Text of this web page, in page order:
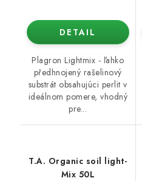
DETAIL
Plagron Lightmix - ľahko
předhnojený rašelinový
substrát obsahujúci perlit v
ideálnom pomere, vhodný
pre...
T.A. Organic soil light-
Mix 50L